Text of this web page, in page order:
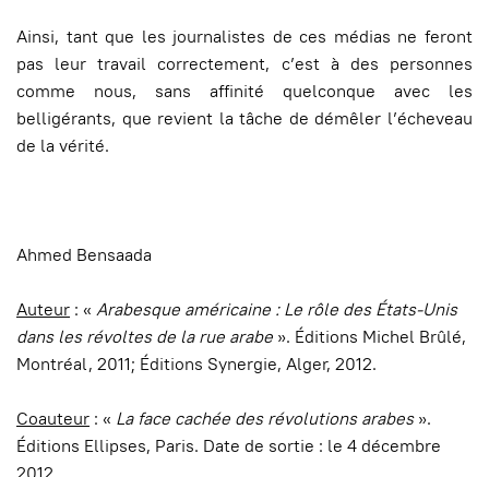
Ainsi, tant que les journalistes de ces médias ne feront
pas leur travail correctement, c’est à des personnes
comme nous, sans affinité quelconque avec les
belligérants, que revient la tâche de démêler l’écheveau
de la vérité.
Ahmed Bensaada
Auteur : « Arabesque américaine : Le rôle des États-Unis
dans les révoltes de la rue arabe ». Éditions Michel Brûlé,
Montréal, 2011; Éditions Synergie, Alger, 2012.
Coauteur : « La face cachée des révolutions arabes».
Éditions Ellipses, Paris. Date de sortie : le 4 décembre